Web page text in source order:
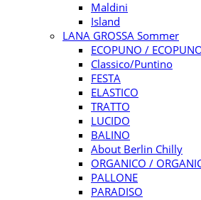
Maldini
Island
LANA GROSSA Sommer
ECOPUNO /
Classico/Puntino
FESTA
ELASTICO
TRATTO
LUCIDO
BALINO
About Berlin Chilly
ORGANICO /
PALLONE
PARADISO